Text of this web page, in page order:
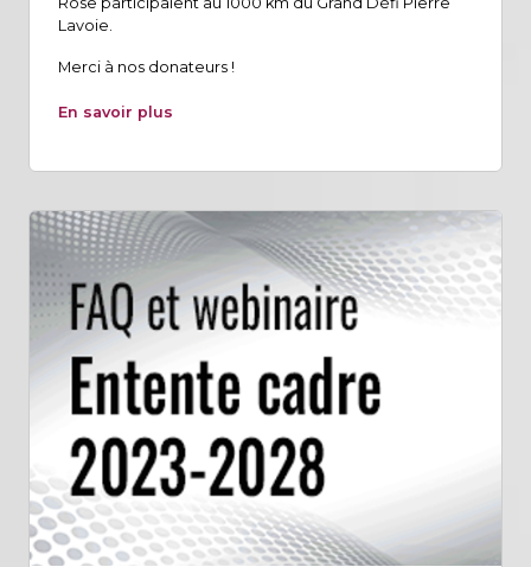
Lavoie.
Merci à nos donateurs !
En savoir plus